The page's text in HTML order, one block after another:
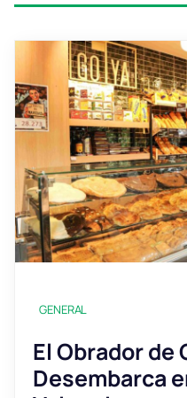
GENERAL
El Obrador de
Desembarca